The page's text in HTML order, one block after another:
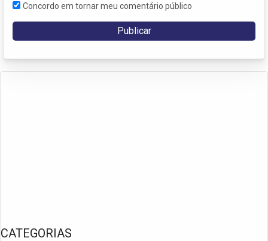
Concordo em tornar meu comentário público
CATEGORIAS